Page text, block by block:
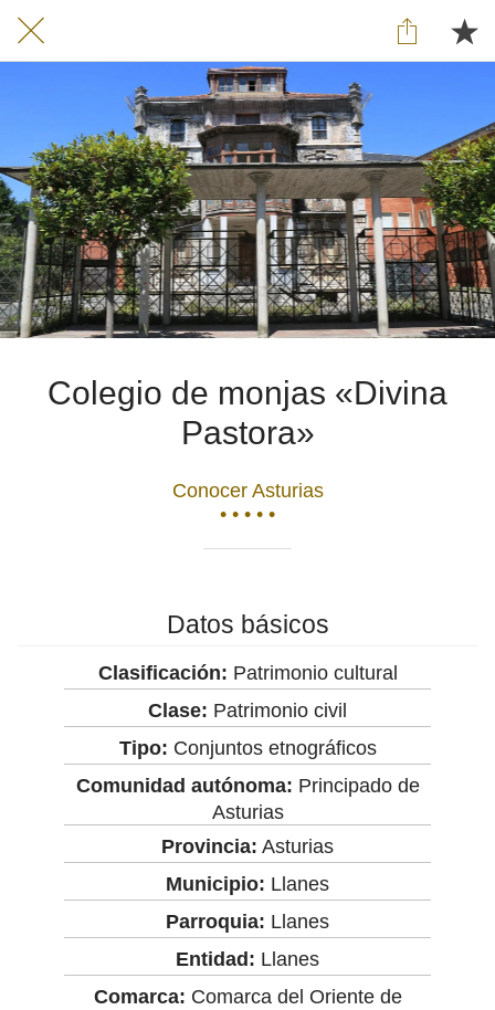
Colegio de monjas «Divina
Pastora»
Conocer Asturias
• • • • •
Datos básicos
Clasificación: Patrimonio cultural
Clase: Patrimonio civil
Tipo: Conjuntos etnográficos
Comunidad autónoma: Principado de
Asturias
Provincia: Asturias
Municipio: Llanes
Parroquia: Llanes
Entidad: Llanes
Comarca: Comarca del Oriente de